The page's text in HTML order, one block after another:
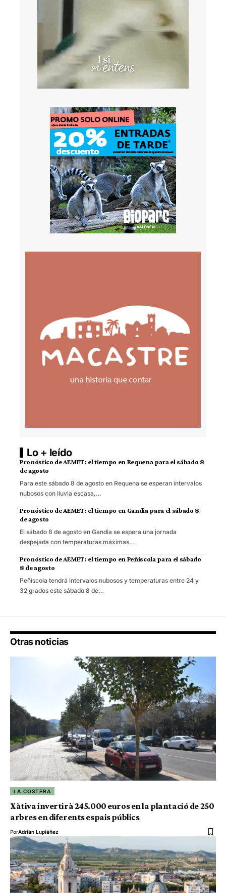
Lo + leído
Pronóstico de AEMET: el tiempo en Requena para el sábado 8
de agosto
Para este sábado 8 de agosto en Requena se esperan intervalos
nubosos con lluvia escasa,…
Pronóstico de AEMET: el tiempo en Gandia para el sábado 8
de agosto
El sábado 8 de agosto en Gandia se espera una jornada
despejada con temperaturas máximas…
Pronóstico de AEMET: el tiempo en Peñíscola para el sábado
8 de agosto
Peñíscola tendrá intervalos nubosos y temperaturas entre 24 y
32 grados este sábado 8 de…
Otras noticias
LA COSTERA
Xàtiva invertirà 245.000 euros en la plantació de 250
arbres en diferents espais públics
PorAdrián Lupiáñez